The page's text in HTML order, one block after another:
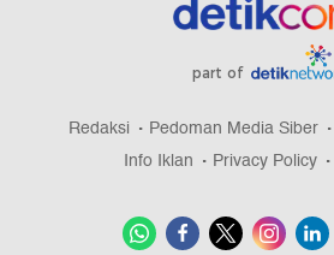
part of
Redaksi Pedoman Media Siber
Info Iklan
Privacy Policy